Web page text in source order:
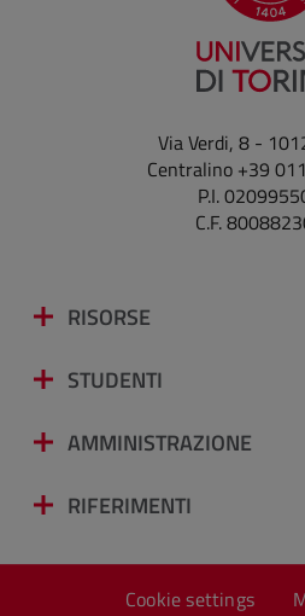
Via Verdi, 8 -
Centralino +39
P.I.
C.F.
RISORSE
STUDENTI
AMMINISTRAZIONE
RIFERIMENTI
Cookie settings